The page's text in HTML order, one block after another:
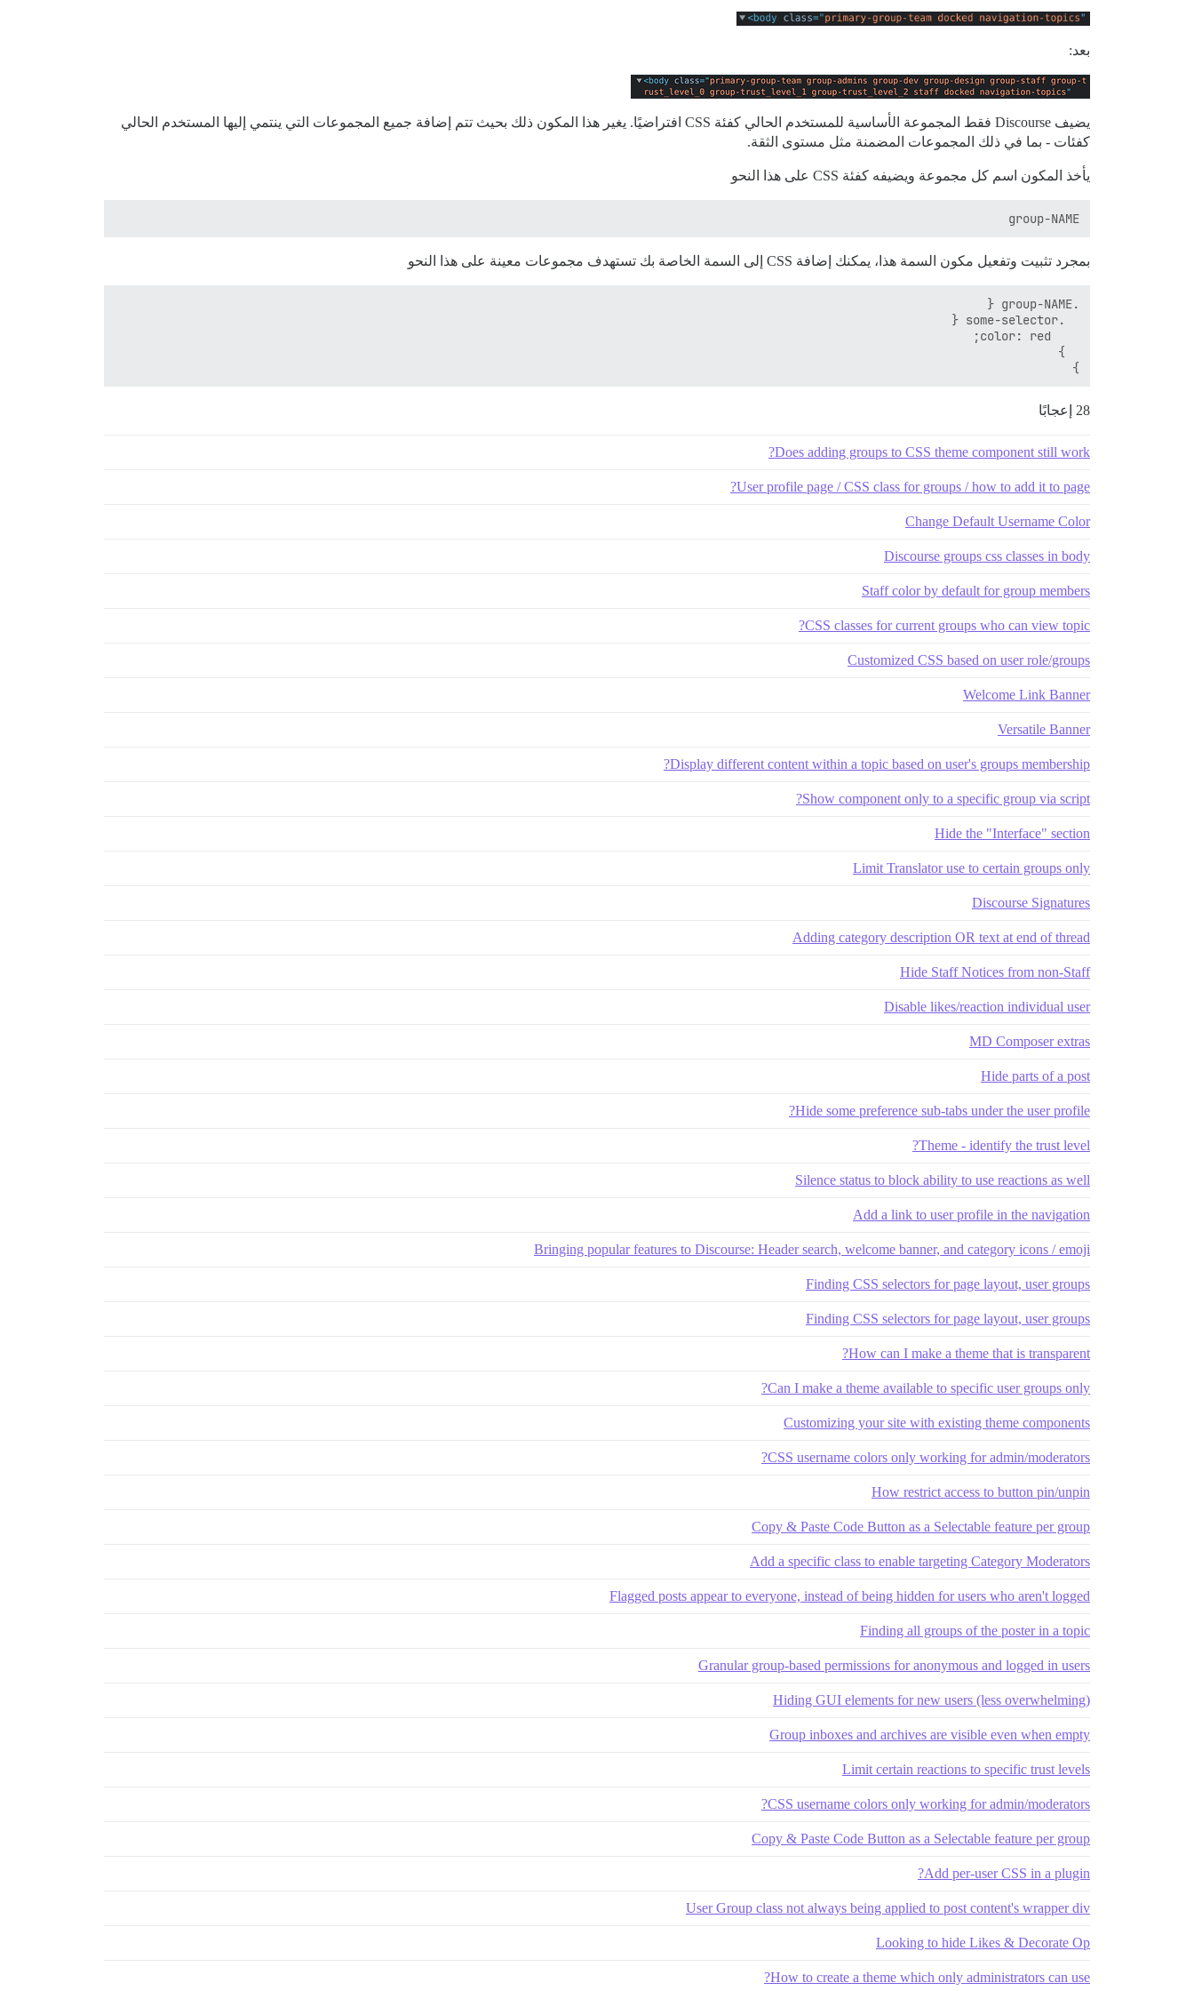
بعد:
يضيف Discourse فقط المجموعة الأساسية للمستخدم الحالي كفئة CSS افتراضيًا. يغير هذا المكون ذلك بحيث تتم إضافة جميع المجموعات التي ينتمي إليها المستخدم الحالي
كفئات - بما في ذلك المجموعات المضمنة مثل مستوى الثقة.
يأخذ المكون اسم كل مجموعة ويضيفه كفئة CSS على هذا النحو
group-NAME
بمجرد تثبيت وتفعيل مكون السمة هذا، يمكنك إضافة CSS إلى السمة الخاصة بك تستهدف مجموعات معينة على هذا النحو
}
28 إعجابًا
Does adding groups to CSS theme component still work?
User profile page / CSS class for groups / how to add it to page?
Change Default Username Color
Discourse groups css classes in body
Staff color by default for group members
CSS classes for current groups who can view topic?
Customized CSS based on user role/groups
Welcome Link Banner
Versatile Banner
Display different content within a topic based on user's groups membership?
Show component only to a specific group via script?
Hide the "Interface" section
Limit Translator use to certain groups only
Discourse Signatures
Adding category description OR text at end of thread
Hide Staff Notices from non-Staff
Disable likes/reaction individual user
MD Composer extras
Hide parts of a post
Hide some preference sub-tabs under the user profile?
Theme - identify the trust level?
Silence status to block ability to use reactions as well
Add a link to user profile in the navigation
Bringing popular features to Discourse: Header search, welcome banner, and category icons / emoji
Finding CSS selectors for page layout, user groups
Finding CSS selectors for page layout, user groups
How can I make a theme that is transparent?
Can I make a theme available to specific user groups only?
Customizing your site with existing theme components
CSS username colors only working for admin/moderators?
How restrict access to button pin/unpin
Copy & Paste Code Button as a Selectable feature per group
Add a specific class to enable targeting Category Moderators
Flagged posts appear to everyone, instead of being hidden for users who aren't logged
Finding all groups of the poster in a topic
Granular group-based permissions for anonymous and logged in users
Hiding GUI elements for new users (less overwhelming)
Group inboxes and archives are visible even when empty
Limit certain reactions to specific trust levels
CSS username colors only working for admin/moderators?
Copy & Paste Code Button as a Selectable feature per group
Add per-user CSS in a plugin?
User Group class not always being applied to post content's wrapper div
Looking to hide Likes & Decorate Op
How to create a theme which only administrators can use?